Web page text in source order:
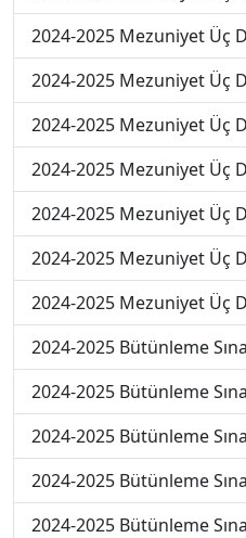
2024-2025 Mezuniyet Üç
2024-2025 Mezuniyet Üç
2024-2025 Mezuniyet Üç
2024-2025 Mezuniyet Üç
2024-2025 Mezuniyet Üç
2024-2025 Mezuniyet Üç
2024-2025 Mezuniyet Üç
2024-2025 Bütünleme
2024-2025 Bütünleme
2024-2025 Bütünleme
2024-2025 Bütünleme
2024-2025 Bütünleme